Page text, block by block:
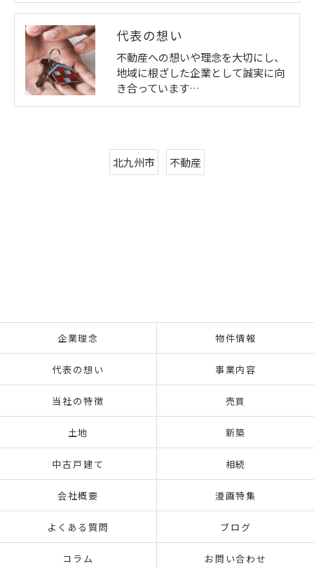
代表の想い
不動産への想いや理念を大切にし、
地域に根ざした企業として誠実に向
き合っています…
北九州市 不動産
企業理念 物件情報
代表の想い 事業内容
当社の特徴 売買
土地 新築
中古戸建て 相続
会社概要 漫画特集
よくある質問 ブログ
コラム お問い合わせ